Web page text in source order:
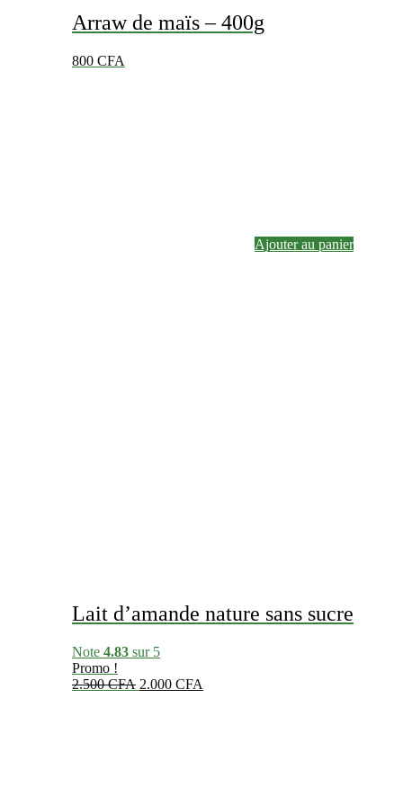
Arraw de maïs – 400g
800 CFA
Ajouter au panier
Lait d’amande nature sans sucre
Note 4.83 sur 5
Promo !
2.500CFA Le
2.000 CFA